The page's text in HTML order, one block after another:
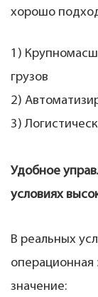
хорошо
1)
грузов
2)
3)
Удобное
условиях
В реальных
значение: